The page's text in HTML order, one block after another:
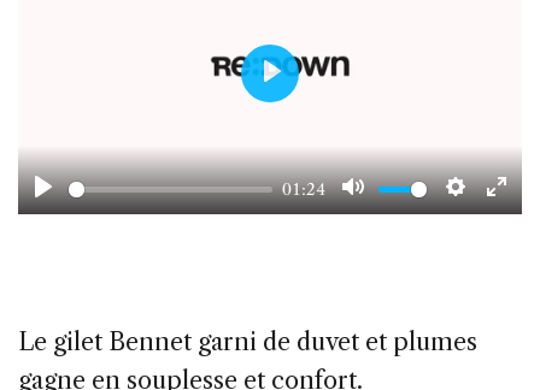
Play
01:24
Mute
Play
Le gilet Bennet garni de duvet et plumes
gagne en souplesse et confort.